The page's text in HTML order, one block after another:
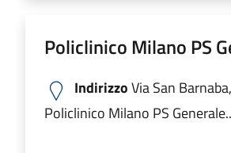
Policlinico Milano PS
IndirizzoVia San
Policlinico Milano PS